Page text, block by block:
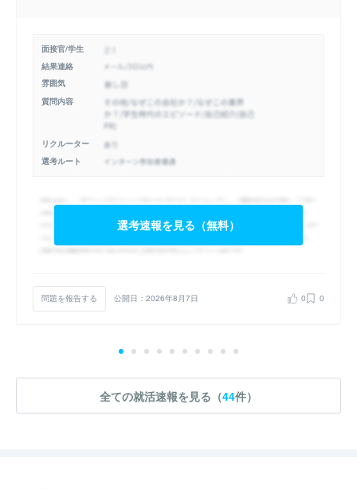
面接官/学生
結果連絡
雰囲気
質問内容
リクルーター
選考ルート
選考速報を見る（無料）
問題を報告する 公開日：2026年8月7日 0 0
全ての就活速報を見る（44件）